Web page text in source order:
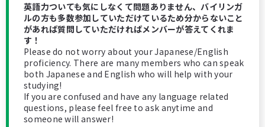
英語力ついても気にしなくて問題ありません、バイリンガ
ルの方も多数参加していただけているため分からないこと
があれば質問していただければメンバーが答えてくれま
す！
Please do not worry about your Japanese/English
proficiency. There are many members who can speak
both Japanese and English who will help with your
studying!
If you are confused and have any language related
questions, please feel free to ask anytime and
someone will answer!